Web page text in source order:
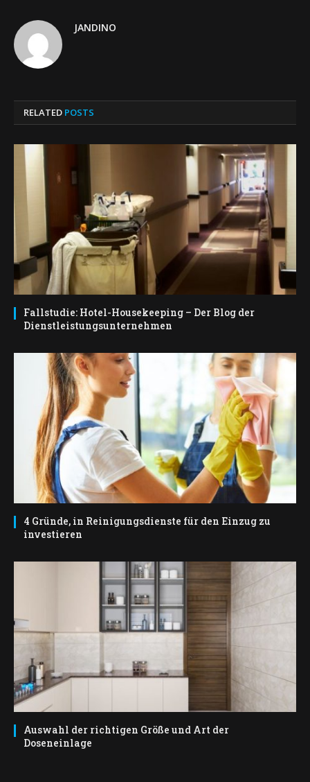
JANDINO
RELATED POSTS
Fallstudie: Hotel-Housekeeping – Der Blog der
Dienstleistungsunternehmen
4 Gründe, in Reinigungsdienste für den Einzug zu
investieren
Auswahl der richtigen Größe und Art der
Doseneinlage